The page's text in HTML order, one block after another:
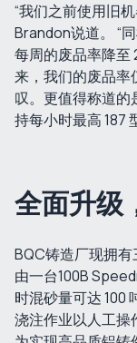
“我们之前使用旧
Brandon说道。 “
每周的废品率降至
来，我们的废品率
叹。更值得称道的
持每小时最高 187
全面升级
BQC铸造厂现拥
由一台100B
时混砂量可达 100
浇注作业以人工操